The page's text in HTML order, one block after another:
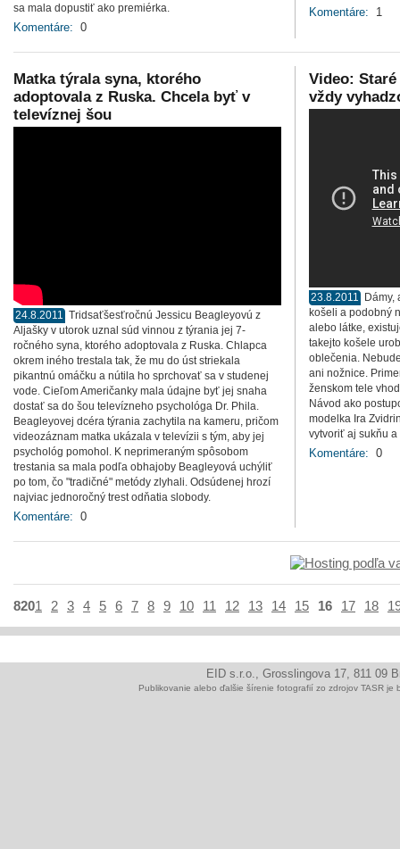
sa mala dopustiť ako premiérka.
Komentáre: 0
Komentáre: 1
Matka týrala syna, ktorého
adoptovala z Ruska. Chcela byť v
televíznej šou
24.8.2011 Tridsaťšesťročnú Jessicu Beagleyovú z
Aljašky v utorok uznal súd vinnou z týrania jej 7-
ročného syna, ktorého adoptovala z Ruska. Chlapca
okrem iného trestala tak, že mu do úst striekala
pikantnú omáčku a nútila ho sprchovať sa v studenej
vode. Cieľom Američanky mala údajne byť jej snaha
dostať sa do šou televízneho psychológa Dr. Phila.
Beagleyovej dcéra týrania zachytila na kameru, pričom
videozáznam matka ukázala v televízii s tým, aby jej
psychológ pomohol. K neprimeraným spôsobom
trestania sa mala podľa obhajoby Beagleyová uchýliť
po tom, čo "tradičné" metódy zlyhali. Odsúdenej hrozí
najviac jednoročný trest odňatia slobody.
Komentáre: 0
Video:
vždy
23.8.2011
Dámy,
košeli a podobný
alebo látke,
takejto košele
oblečenia.
ani nožnice.
ženskom tele
Návod ako
modelka Ira
vytvoriť aj sukňu
Komentáre: 0
8201 2 3 4 5 6 7 8 9 10 11 12 13 14 15 16 17 18
EID s.r.o., Grosslingova 17, 811 09
Publikovanie alebo ďalšie šírenie fotografií zo zdrojov TASR